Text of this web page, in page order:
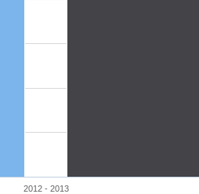
2012 - 2013